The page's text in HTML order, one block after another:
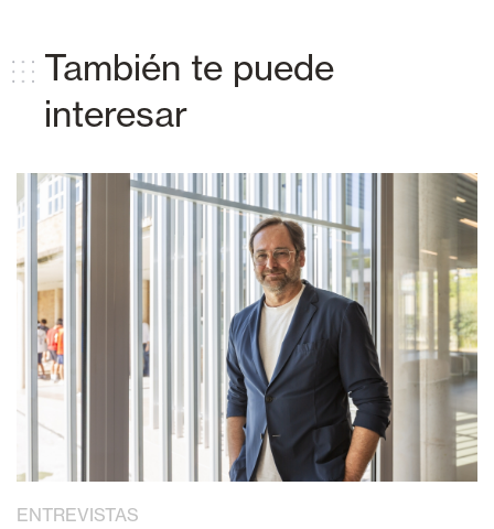
También te puede
interesar
ENTREVISTAS